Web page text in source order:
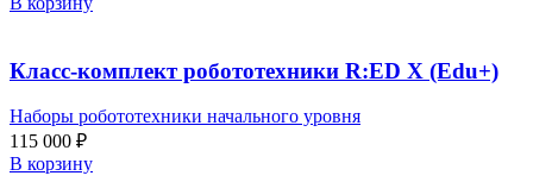
Класс-комплект робототехники R:ED X (Edu+)
Наборы робототехники начального уровня
115 000 ₽
В корзину